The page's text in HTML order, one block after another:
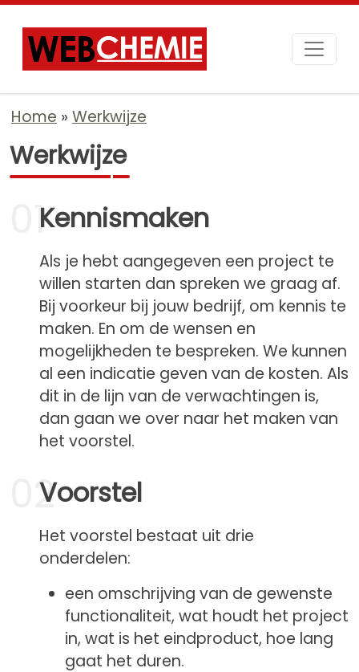
Home Werkwijze
Werkwijze
01Kennismaken
Als je hebt aangegeven een project te
willen starten dan spreken we graag af.
Bij voorkeur bij jouw bedrijf, om kennis te
maken. En om de wensen en
mogelijkheden te bespreken. We kunnen
al een indicatie geven van de kosten. Als
dit in de lijn van de verwachtingen is,
dan gaan we over naar het maken van
het voorstel.
02
Voorstel
Het voorstel bestaat uit drie
onderdelen:
een omschrijving van de gewenste
functionaliteit, wat houdt het project
in, wat is het eindproduct, hoe lang
gaat het duren.